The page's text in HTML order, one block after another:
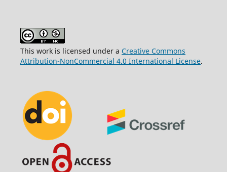
This work is licensed under a Creative Commons
Attribution-NonCommercial 4.0 International License.